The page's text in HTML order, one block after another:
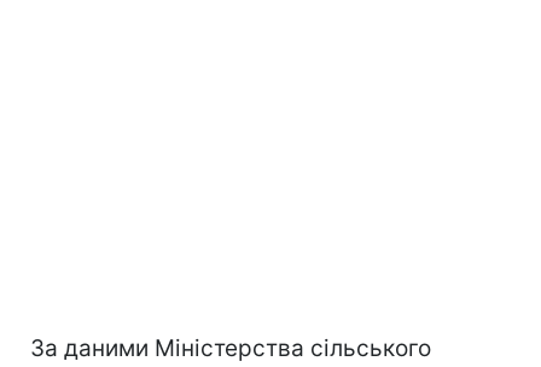
За даними Міністерства сільського